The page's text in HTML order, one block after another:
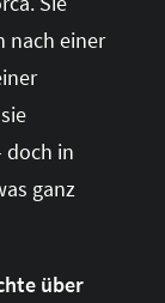
nach einer
doch in
ganz
über